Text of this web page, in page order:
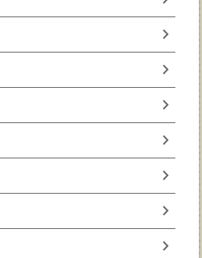
chevron_right
chevron_right
chevron_right
chevron_right
chevron_right
chevron_right
chevron_right